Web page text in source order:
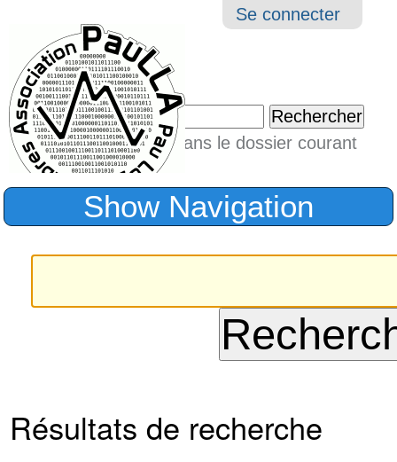
Outils
Se connecter
Chercher par
Seulement dans le dossier courant
Recherche
Show Navigation
Résultats de recherche